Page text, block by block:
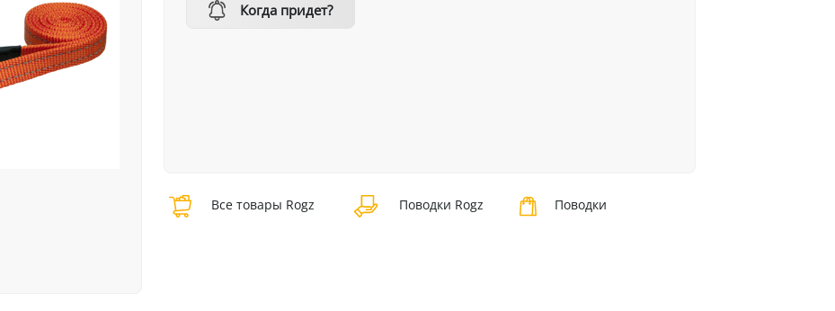
Когда придет?
Все товары Rogz Поводки Rogz Поводки